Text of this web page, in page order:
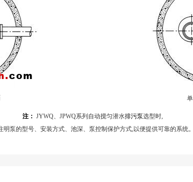
注： JYWQ、JPWQ系列自动搅匀潜水排污泵选型时,
明泵的型号、安装方式、池深、泵控制保护方式,以便提供可靠的系统。